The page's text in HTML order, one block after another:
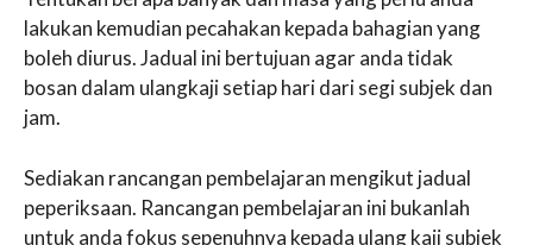
lakukan kemudian pecahakan kepada bahagian yang
boleh diurus. Jadual ini bertujuan agar anda tidak
bosan dalam ulangkaji setiap hari dari segi subjek dan
jam.
Sediakan rancangan pembelajaran mengikut jadual
peperiksaan. Rancangan pembelajaran ini bukanlah
untuk anda fokus sepenuhnya kepada ulang kaji subjek